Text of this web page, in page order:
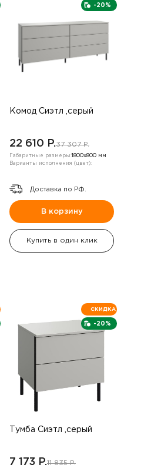
-20%
Комод Сиэтл ,серый
22 610 P.37 307 P.
Габаритные размеры: 1800х800 мм
Варианты исполнения (цвет):
Доставка по РФ.
В корзину
Купить в один клик
-20%
СКИДКА
Тумба Сиэтл ,серый
7 173 P.11 835 P.